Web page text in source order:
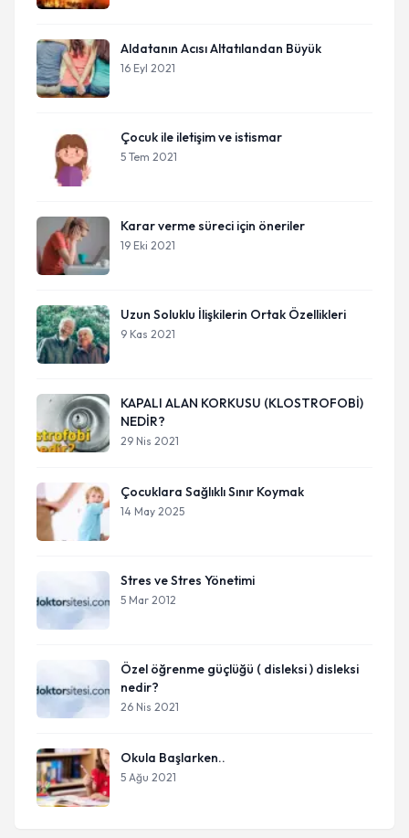
Aldatanın Acısı Altatılandan Büyük
16 Eyl 2021
Çocuk ile iletişim ve istismar
5 Tem 2021
Karar verme süreci için öneriler
19 Eki 2021
Uzun Soluklu İlişkilerin Ortak Özellikleri
9 Kas 2021
KAPALI ALAN KORKUSU (KLOSTROFOBİ)
NEDİR?
29 Nis 2021
Çocuklara Sağlıklı Sınır Koymak
14 May 2025
Stres ve Stres Yönetimi
5 Mar 2012
Özel öğrenme güçlüğü ( disleksi ) disleksi
nedir?
26 Nis 2021
Okula Başlarken..
5 Ağu 2021